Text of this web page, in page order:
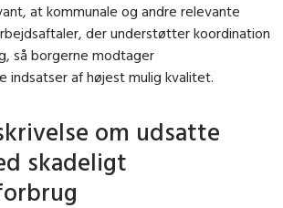
at kommunale og andre relevante
der understøtter koordination
så borgerne modtager
indsatser af højest mulig kvalitet.
om udsatte
skadeligt